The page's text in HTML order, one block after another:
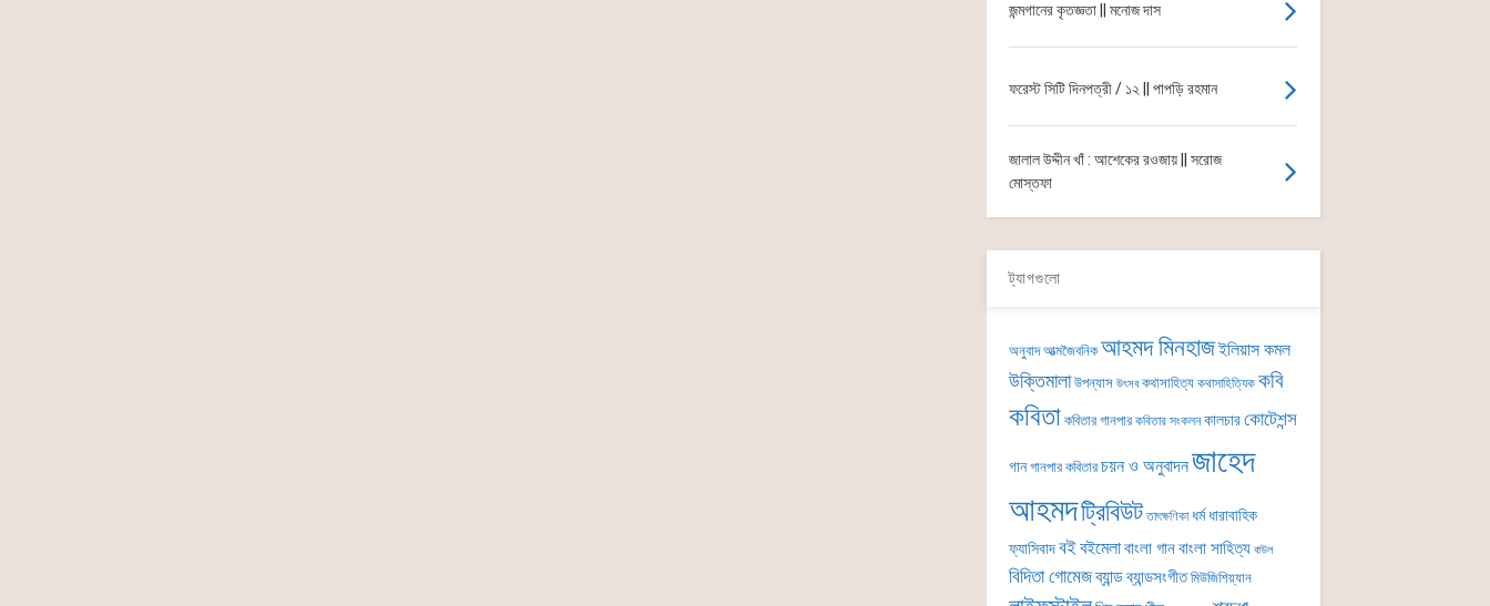
জন্মগানের কৃতজ্ঞতা || মনোজ দাস
ফরেস্ট সিটি দিনপত্রী / ১২ || পাপড়ি রহমান
জালাল উদ্দীন খাঁ : আশেকের রওজায় || সরোজ
মোস্তফা
ট্যাগগুলো
অনুবাদ আত্মজৈবনিক আহমদ মিনহাজইলিয়াস কমল
উক্তিমালা উপন্যাস উৎসব কথাসাহিত্য কথাসাহিত্যিক কবি
কবিতা কবিতার গানপার কবিতার সংকলন কালচারকোটেশন্স
গান গানপার কবিতার চয়ন ও অনুবাদনজাহেদ
আহমদট্রিবিউট তাৎক্ষণিকা ধর্ম ধারাবাহিক
ফ্যাসিবাদবইবইমেলাবাংলা গানবাংলা সাহিত্য বাউল
বিদিতা গোমেজব্যান্ডব্যান্ডসংগীত মিউজিশিয়্যান